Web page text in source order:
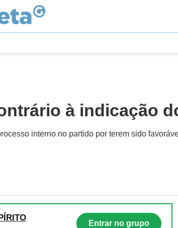
à indicação
interno no partido por terem sido
Entrar no grupo